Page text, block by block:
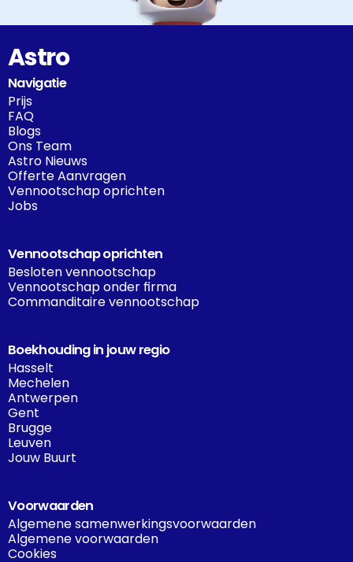
Astro
Navigatie
Prijs
FAQ
Blogs
Ons Team
Astro Nieuws
Offerte Aanvragen
Vennootschap oprichten
Jobs
Vennootschap oprichten
Besloten vennootschap
Vennootschap onder firma
Commanditaire vennootschap
Boekhouding in jouw regio
Hasselt
Mechelen
Antwerpen
Gent
Brugge
Leuven
Jouw Buurt
Voorwaarden
Algemene samenwerkingsvoorwaarden
Algemene voorwaarden
Cookies